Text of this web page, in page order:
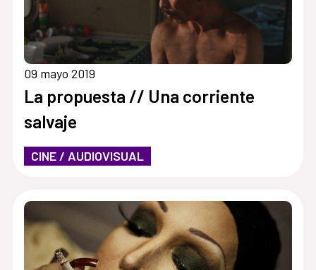
09 mayo 2019
La propuesta // Una corriente
salvaje
CINE / AUDIOVISUAL